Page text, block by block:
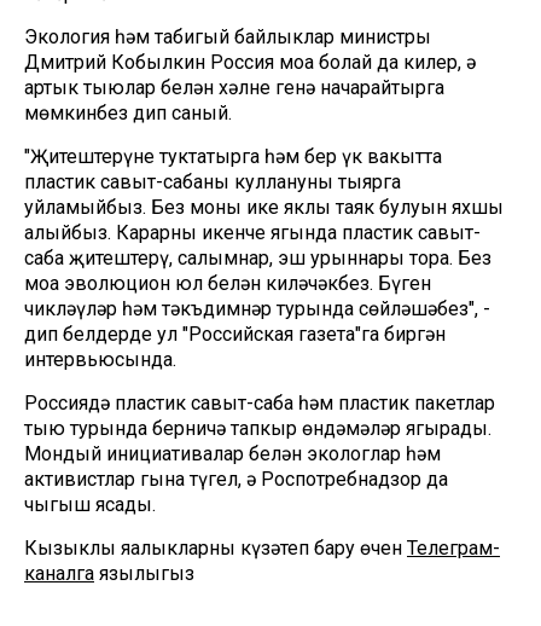
Экология һәм табигый байлыклар министры
Дмитрий Кобылкин Россия моңа болай да килер, ә
артык тыюлар белән хәлне генә начарайтырга
мөмкинбез дип саный.
"Җитештерүне туктатырга һәм бер үк вакытта
пластик савыт-сабаны куллануны тыярга
уйламыйбыз. Без моның ике яклы таяк булуын яхшы
аңлыйбыз. Карарның икенче ягында пластик савыт-
саба җитештерү, салымнар, эш урыннары тора. Без
моңа эволюцион юл белән киләчәкбез. Бүген
чикләүләр һәм тәкъдимнәр турында сөйләшәбез", -
дип белдерде ул "Российская газета"га биргән
интервьюсында.
Россиядә пластик савыт-саба һәм пластик пакетлар
тыю турында берничә тапкыр өндәмәләр яңгырады.
Мондый инициативалар белән экологлар һәм
активистлар гына түгел, ә Роспотребнадзор да
чыгыш ясады.
Кызыклы яңалыкларны күзәтеп бару өчен Телеграм-
каналга язылыгыз